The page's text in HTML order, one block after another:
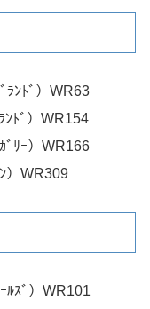
ﾗﾝﾄﾞ）WR63
ﾄﾞ）WR154
ﾘｰ）WR166
）WR309
ﾙｽﾞ）WR101